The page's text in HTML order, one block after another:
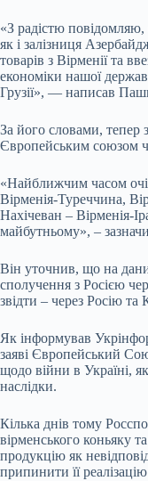
«З радістю
як і залізниця
товарів з Вірменії та
економіки нашої
Грузії», — написав
За його словами, тепер
Європейським союзом
«Найближчим часом
Вірменія-Туреччина,
Нахічеван – Вірменія-
майбутньому», –
Він уточнив, що на
сполучення з Росією
звідти – через Росію та
Як інформував
заяві Європейський
щодо війни в Україні,
наслідки.
Кілька днів тому
вірменського коньяку
продукцію як
припинити її